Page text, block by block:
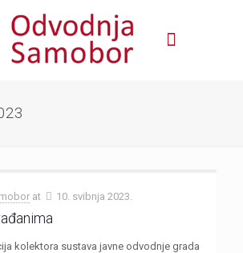
at 10. svibnja 2023.
kolektora sustava javne odvodnje grada